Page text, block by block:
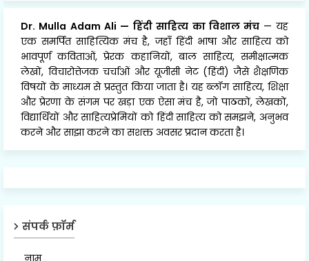
Dr. Mulla Adam Ali — हिंदी साहित्य का विशाल मंच — यह
एक समर्पित साहित्यिक मंच है, जहाँ हिंदी भाषा और साहित्य को
भावपूर्ण कविताओं, प्रेरक कहानियों, बाल साहित्य, समीक्षात्मक
लेखों, विचारोत्तेजक चर्चाओं और यूजीसी नेट (हिंदी) जैसे शैक्षणिक
विषयों के माध्यम से प्रस्तुत किया जाता है। यह ब्लॉग साहित्य, शिक्षा
और प्रेरणा के संगम पर खड़ा एक ऐसा मंच है, जो पाठकों, लेखकों,
विद्यार्थियों और साहित्यप्रेमियों को हिंदी साहित्य को समझने, अनुभव
करने और साझा करने का सशक्त अवसर प्रदान करता है।
संपर्क फ़ॉर्म